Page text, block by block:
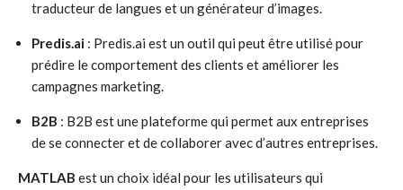
traducteur de langues et un générateur d’images.
Predis.ai : Predis.ai est un outil qui peut être utilisé pour
prédire le comportement des clients et améliorer les
campagnes marketing.
B2B : B2B est une plateforme qui permet aux entreprises
de se connecter et de collaborer avec d’autres entreprises.
MATLAB est un choix idéal pour les utilisateurs qui